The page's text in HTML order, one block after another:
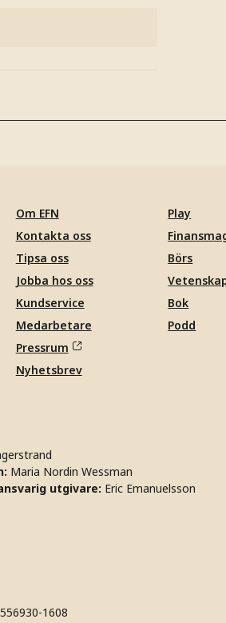
Om EFN
Kontakta oss
Tipsa oss
Jobba hos oss
Kundservice
Medarbetare
Pressrum
Nyhetsbrev
Play
Börs
Bok
Podd
Maria Nordin Wessman
utgivare: Eric Emanuelsson
556930-1608